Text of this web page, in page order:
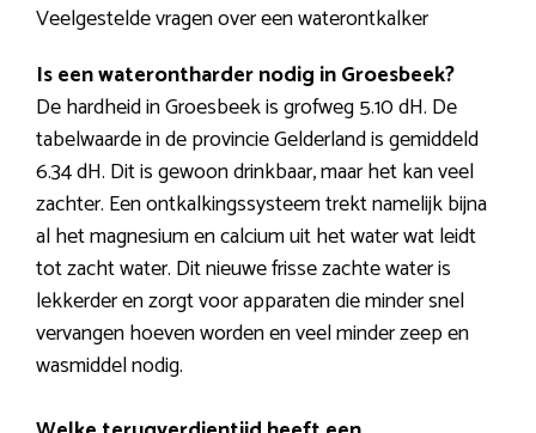
Veelgestelde vragen over een waterontkalker
Is een waterontharder nodig in Groesbeek?
De hardheid in Groesbeek is grofweg 5.10 dH. De
tabelwaarde in de provincie Gelderland is gemiddeld
6.34 dH. Dit is gewoon drinkbaar, maar het kan veel
zachter. Een ontkalkingssysteem trekt namelijk bijna
al het magnesium en calcium uit het water wat leidt
tot zacht water. Dit nieuwe frisse zachte water is
lekkerder en zorgt voor apparaten die minder snel
vervangen hoeven worden en veel minder zeep en
wasmiddel nodig.